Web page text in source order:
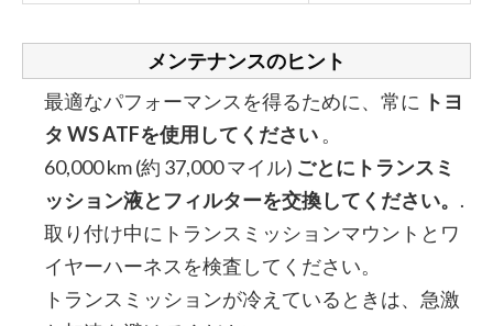
メンテナンスのヒント
最適なパフォーマンスを得るために、常に トヨ
タ WS ATFを使用してください 。
60,000 km (約 37,000 マイル) ごとにトランスミ
ッション液とフィルターを交換してください。 .
取り付け中にトランスミッションマウントとワ
イヤーハーネスを検査してください。
トランスミッションが冷えているときは、急激